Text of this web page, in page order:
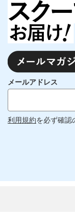
メールアドレス
利用規約を必ず確認